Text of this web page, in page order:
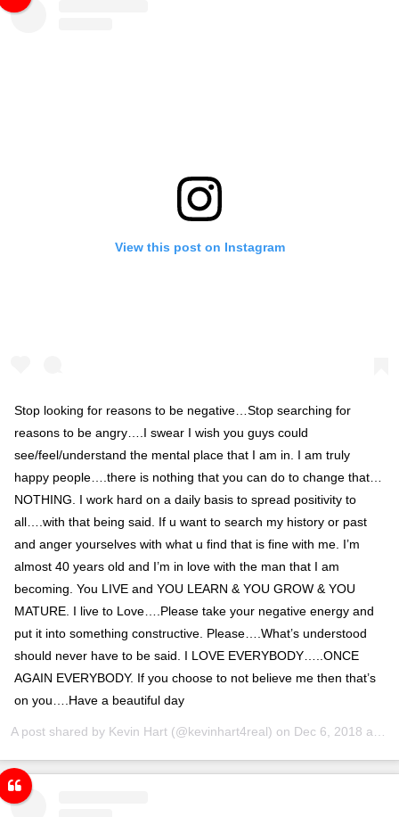
View this post on Instagram
Stop looking for reasons to be negative…Stop searching for
reasons to be angry….I swear I wish you guys could
see/feel/understand the mental place that I am in. I am truly
happy people….there is nothing that you can do to change that…
NOTHING. I work hard on a daily basis to spread positivity to
all….with that being said. If u want to search my history or past
and anger yourselves with what u find that is fine with me. I’m
almost 40 years old and I’m in love with the man that I am
becoming. You LIVE and YOU LEARN & YOU GROW & YOU
MATURE. I live to Love….Please take your negative energy and
put it into something constructive. Please….What’s understood
should never have to be said. I LOVE EVERYBODY…..ONCE
AGAIN EVERYBODY. If you choose to not believe me then that’s
on you….Have a beautiful day
A post shared by Kevin Hart (@kevinhart4real) on Dec 6, 2018 at 3:20pm PST